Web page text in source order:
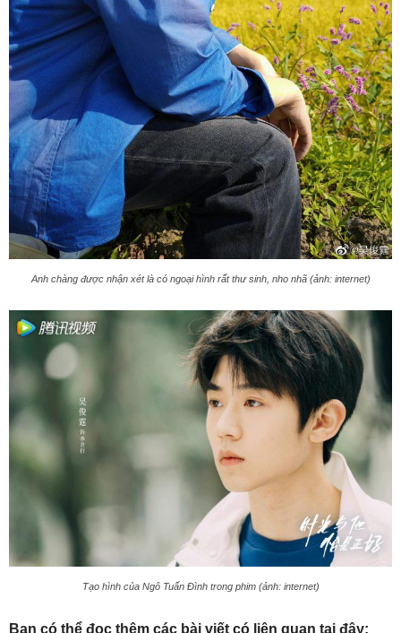
Anh chàng được nhận xét là có ngoại hình rất thư sinh, nho nhã (ảnh: internet)
Tạo hình của Ngô Tuấn Đình trong phim (ảnh: internet)
Bạn có thể đọc thêm các bài viết có liên quan tại đây: